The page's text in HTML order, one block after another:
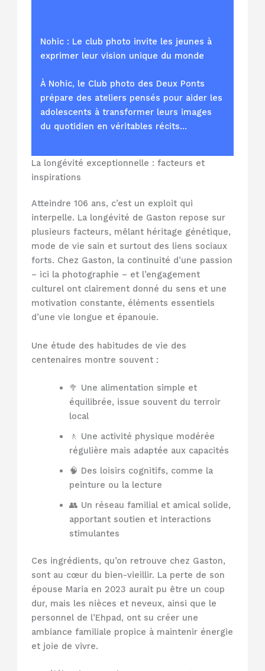
Nohic : Le club photo invite les jeunes à
exprimer leur vision unique du monde
À Nohic, le Club photo des Deux Ponts
prépare des ateliers pensés pour aider les
adolescents à transformer leurs images
du quotidien en véritables récits…
La longévité exceptionnelle : facteurs et
inspirations
Atteindre 106 ans, c’est un exploit qui
interpelle. La longévité de Gaston repose sur
plusieurs facteurs, mêlant héritage génétique,
mode de vie sain et surtout des liens sociaux
forts. Chez Gaston, la continuité d’une passion
– ici la photographie – et l’engagement
culturel ont clairement donné du sens et une
motivation constante, éléments essentiels
d’une vie longue et épanouie.
Une étude des habitudes de vie des
centenaires montre souvent :
🥦 Une alimentation simple et
équilibrée, issue souvent du terroir
local
🚶 Une activité physique modérée
régulière mais adaptée aux capacités
🧠 Des loisirs cognitifs, comme la
peinture ou la lecture
👥 Un réseau familial et amical solide,
apportant soutien et interactions
stimulantes
Ces ingrédients, qu’on retrouve chez Gaston,
sont au cœur du bien-vieillir. La perte de son
épouse Maria en 2023 aurait pu être un coup
dur, mais les nièces et neveux, ainsi que le
personnel de l’Ehpad, ont su créer une
ambiance familiale propice à maintenir énergie
et joie de vivre.